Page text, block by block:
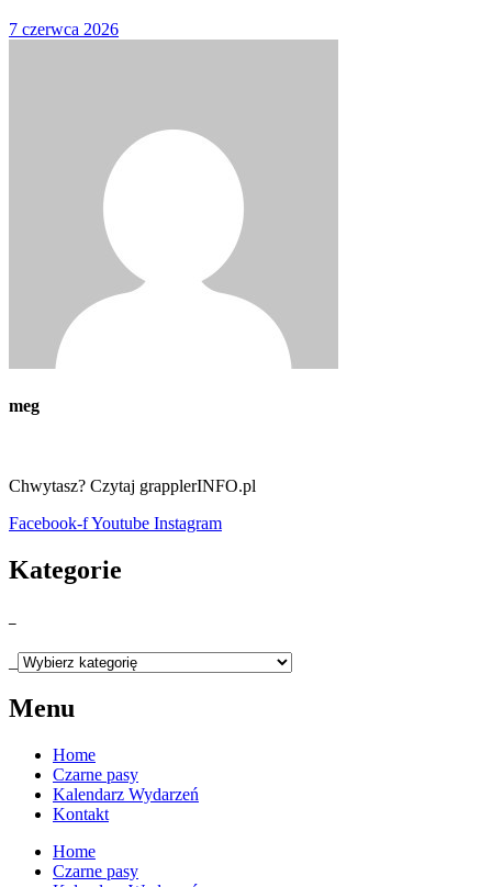
7 czerwca 2026
meg
Chwytasz? Czytaj grapplerINFO.pl
Facebook-fYoutube Instagram
Kategorie
Menu
Home
Czarne pasy
Kalendarz Wydarzeń
Kontakt
Home
Czarne pasy